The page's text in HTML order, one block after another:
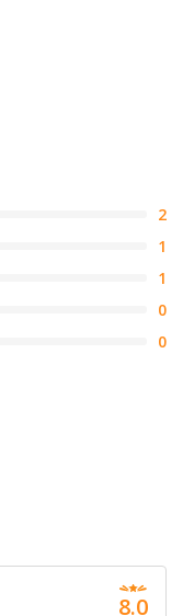
2
1
1
0
0
8.0